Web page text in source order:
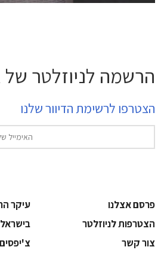
הרשמה לניוזלטר של ChiPortal
הצטרפו לרשימת הדיוור שלנו
פרסם אצלנו
עיקר
הצטרפות לניוזלטר
בישראל
צור קשר
צ'יפסים